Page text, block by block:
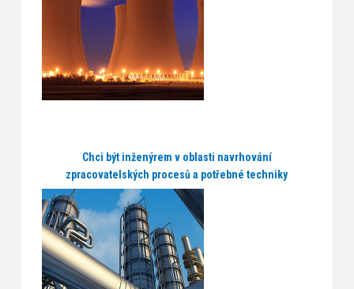
Chci být inženýrem v oblasti navrhování
zpracovatelských procesů a potřebné techniky